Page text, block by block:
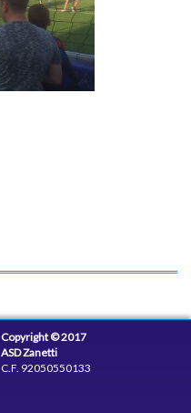
Copyright © 2017
ASD Zanetti
C.F. 92050550133